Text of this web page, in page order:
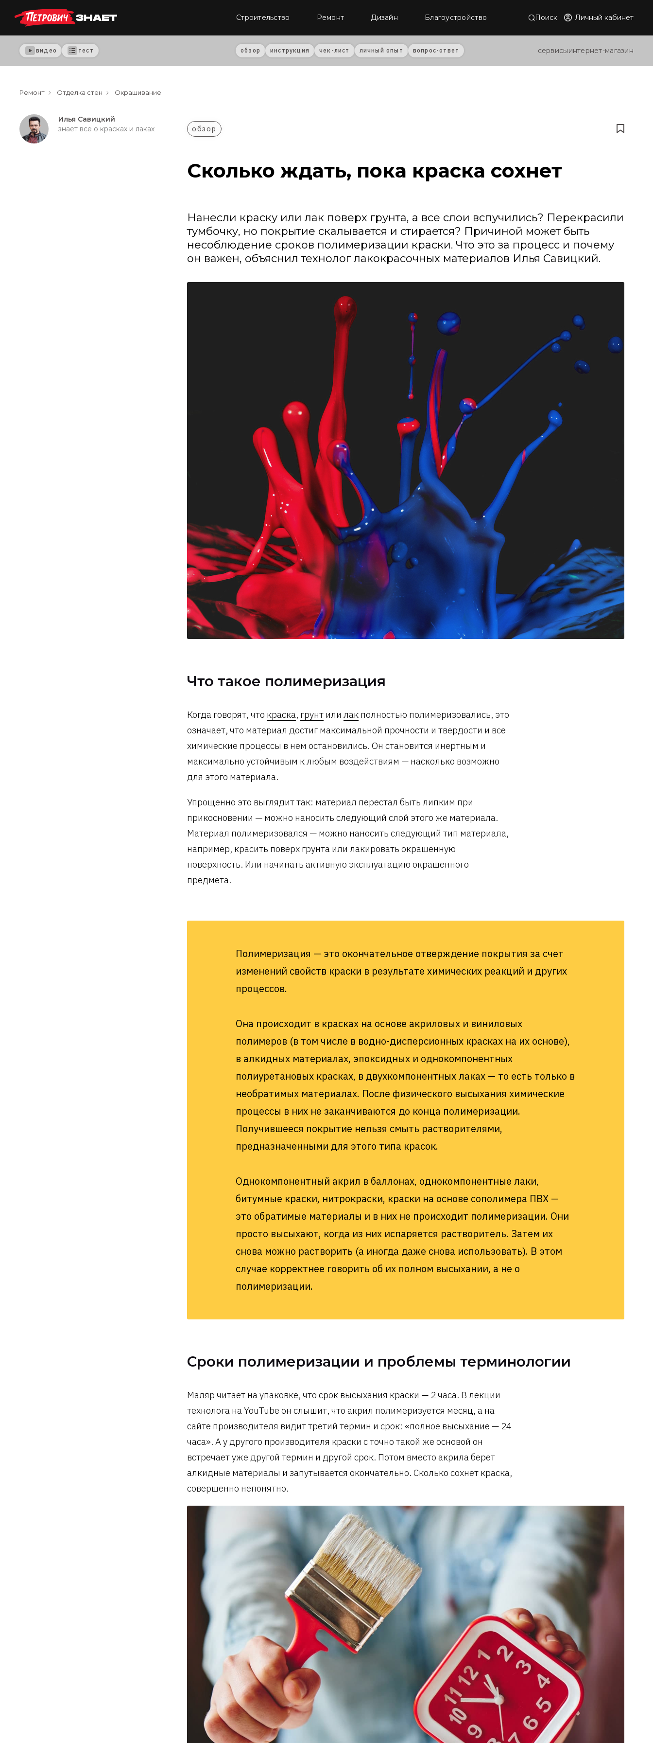
Строительство Ремонт Дизайн Благоустройство Поиск Личный кабинет
видео тест обзор инструкция чек-лист личный опыт вопрос-ответ сервисыинтернет-магазин
Ремонт Отделка стен Окрашивание
Илья Савицкий
знает все о красках и лаках
обзор
Сколько ждать, пока краска сохнет
Нанесли краску или лак поверх грунта, а все слои вспучились? Перекрасили
тумбочку, но покрытие скалывается и стирается? Причиной может быть
несоблюдение сроков полимеризации краски. Что это за процесс и почему
он важен, объяснил технолог лакокрасочных материалов Илья Савицкий.
Что такое полимеризация
Когда говорят, что краска, грунт или лак полностью полимеризовались, это
означает, что материал достиг максимальной прочности и твердости и все
химические процессы в нем остановились. Он становится инертным и
максимально устойчивым к любым воздействиям — насколько возможно
для этого материала.
Упрощенно это выглядит так: материал перестал быть липким при
прикосновении — можно наносить следующий слой этого же материала.
Материал полимеризовался — можно наносить следующий тип материала,
например, красить поверх грунта или лакировать окрашенную
поверхность. Или начинать активную эксплуатацию окрашенного
предмета.
Полимеризация — это окончательное отверждение покрытия за счет
изменений свойств краски в результате химических реакций и других
процессов.
Она происходит в красках на основе акриловых и виниловых
полимеров (в том числе в водно-дисперсионных красках на их основе),
в алкидных материалах, эпоксидных и однокомпонентных
полиуретановых красках, в двухкомпонентных лаках — то есть только в
необратимых материалах. После физического высыхания химические
процессы в них не заканчиваются до конца полимеризации.
Получившееся покрытие нельзя смыть растворителями,
предназначенными для этого типа красок.
Однокомпонентный акрил в баллонах, однокомпонентные лаки,
битумные краски, нитрокраски, краски на основе сополимера ПВХ —
это обратимые материалы и в них не происходит полимеризации. Они
просто высыхают, когда из них испаряется растворитель. Затем их
снова можно растворить (а иногда даже снова использовать). В этом
случае корректнее говорить об их полном высыхании, а не о
полимеризации.
Сроки полимеризации и проблемы терминологии
Маляр читает на упаковке, что срок высыхания краски — 2 часа. В лекции
технолога на YouTube он слышит, что акрил полимеризуется месяц, а на
сайте производителя видит третий термин и срок: «полное высыхание — 24
часа». А у другого производителя краски с точно такой же основой он
встречает уже другой термин и другой срок. Потом вместо акрила берет
алкидные материалы и запутывается окончательно. Сколько сохнет краска,
совершенно непонятно.